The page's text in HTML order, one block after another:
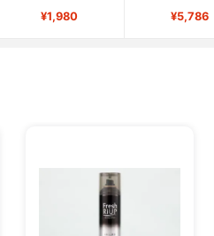
¥1,980 ¥5,786